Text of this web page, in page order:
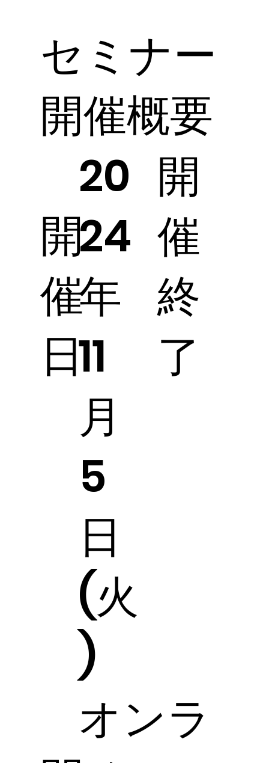
​セミナー
開催概要
開
催
日
20
24
年
11
月
5
日
(火
)
開
催
終
了
オンラ